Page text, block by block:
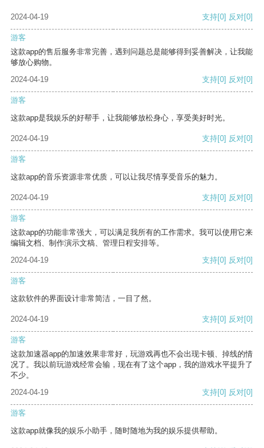
2024-04-19 支持[0] 反对[0]
游客
这款app的售后服务非常完善，遇到问题总是能够得到妥善解决，让我能
够放心购物。
2024-04-19
支持[0] 反对[0]
游客
这款app是我娱乐的好帮手，让我能够放松身心，享受美好时光。
2024-04-19 支持[0] 反对[0]
游客
这款app的音乐资源非常优质，可以让我尽情享受音乐的魅力。
2024-04-19 支持[0] 反对[0]
游客
这款app的功能非常强大，可以满足我所有的工作需求。我可以使用它来
编辑文档、制作演示文稿、管理日程安排等。
2024-04-19
支持[0] 反对[0]
游客
这款软件的界面设计非常简洁，一目了然。
2024-04-19 支持[0] 反对[0]
游客
这款加速器app的加速效果非常好，玩游戏再也不会出现卡顿、掉线的情
况了。我以前玩游戏经常会输，现在有了这个app，我的游戏水平提升了
不少。
2024-04-19
支持[0] 反对[0]
游客
这款app就像我的娱乐小助手，随时随地为我的娱乐提供帮助。